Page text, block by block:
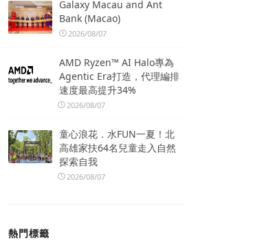
Galaxy Macau and Ant
Bank (Macao)
2026/08/07
AMD Ryzen™ AI Halo專為
Agentic Era打造，代理編排
速度最高提升34%
2026/08/07
童心浪花．水FUN一夏！北
高雄家扶64名兒童走入自然
探索自我
2026/08/07
熱門標籤